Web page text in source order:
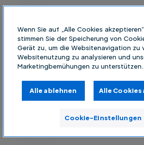
Wenn Sie auf „Alle Cookies
stimmen Sie der Speicherung von
Gerät zu, um die Websitenavigation zu
Websitenutzung zu analysieren und
Marketingbemühungen zu unterstützen.
Alle ablehnen Alle
Cookie-Einstellungen